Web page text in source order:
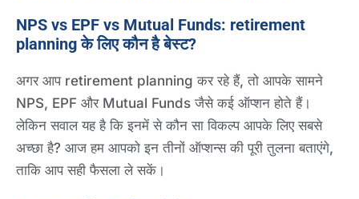
NPS vs EPF vs Mutual Funds: retirement
planning के लिए कौन है बेस्ट?
अगर आप retirement planning कर रहे हैं, तो आपके सामने
NPS, EPF और Mutual Funds जैसे कई ऑप्शन होते हैं।
लेकिन सवाल यह है कि इनमें से कौन सा विकल्प आपके लिए सबसे
अच्छा है? आज हम आपको इन तीनों ऑप्शन्स की पूरी तुलना बताएंगे,
ताकि आप सही फैसला ले सकें।